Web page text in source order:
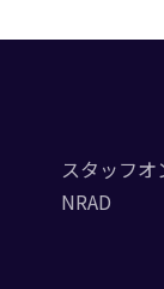
スタッフオ
NRAD